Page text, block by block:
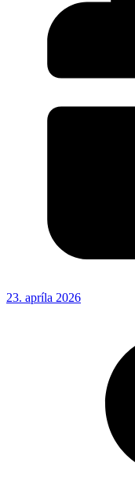
23. apríla 2026